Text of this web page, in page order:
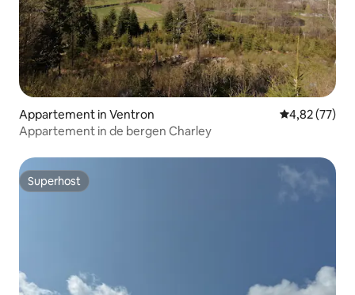
Appartement in Ventron Gemiddelde
4,82 (77)
Appartement in de bergen Charley
Superhost
Superhost